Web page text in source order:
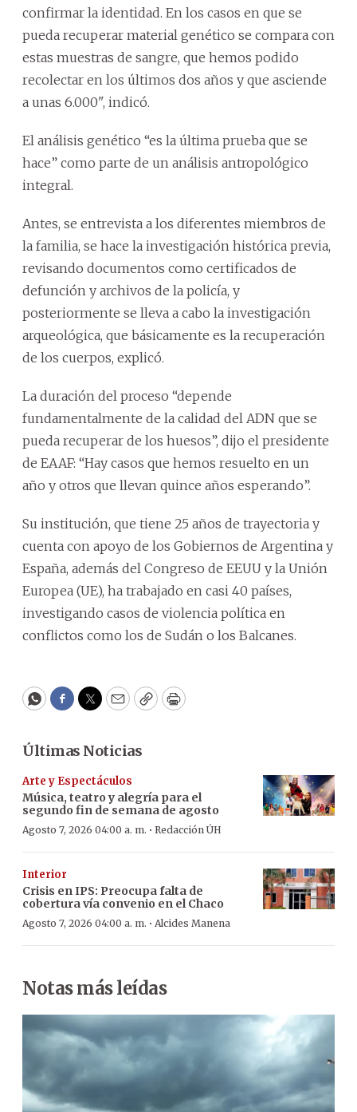
confirmar la identidad. En los casos en que se
pueda recuperar material genético se compara con
estas muestras de sangre, que hemos podido
recolectar en los últimos dos años y que asciende
a unas 6.000", indicó.
El análisis genético “es la última prueba que se
hace” como parte de un análisis antropológico
integral.
Antes, se entrevista a los diferentes miembros de
la familia, se hace la investigación histórica previa,
revisando documentos como certificados de
defunción y archivos de la policía, y
posteriormente se lleva a cabo la investigación
arqueológica, que básicamente es la recuperación
de los cuerpos, explicó.
La duración del proceso “depende
fundamentalmente de la calidad del ADN que se
pueda recuperar de los huesos”, dijo el presidente
de EAAF: “Hay casos que hemos resuelto en un
año y otros que llevan quince años esperando”.
Su institución, que tiene 25 años de trayectoria y
cuenta con apoyo de los Gobiernos de Argentina y
España, además del Congreso de EEUU y la Unión
Europea (UE), ha trabajado en casi 40 países,
investigando casos de violencia política en
conflictos como los de Sudán o los Balcanes.
WhatsApp
Facebook
Twitter
EmailCopyPrint
Últimas Noticias
Arte y Espectáculos
Música, teatro y alegría para el
segundo fin de semana de agosto
Agosto 7, 2026 04:00 a. m. · Redacción ÚH
Interior
Crisis en IPS: Preocupa falta de
cobertura vía convenio en el Chaco
Agosto 7, 2026 04:00 a. m. · Alcides Manena
Notas más leídas